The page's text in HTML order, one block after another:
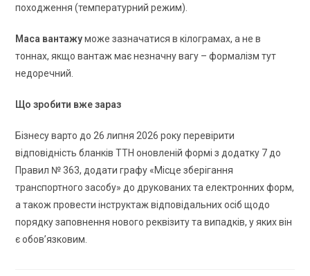
походження (температурний режим).
Маса вантажуможе зазначатися в кілограмах, а не в
тоннах, якщо вантаж має незначну вагу – формалізм тут
недоречний.
Що зробити вже зараз
Бізнесу варто до 26 липня 2026 року перевірити
відповідність бланків ТТН оновленій формі з додатку 7 до
Правил № 363, додати графу «Місце зберігання
транспортного засобу» до друкованих та електронних форм,
а також провести інструктаж відповідальних осіб щодо
порядку заповнення нового реквізиту та випадків, у яких він
є обов’язковим.